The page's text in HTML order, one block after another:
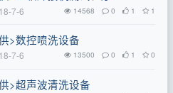
7-6 14568 0 1 1
>数控喷洗设备
7-6 13500 0 1 0
>超声波清洗设备